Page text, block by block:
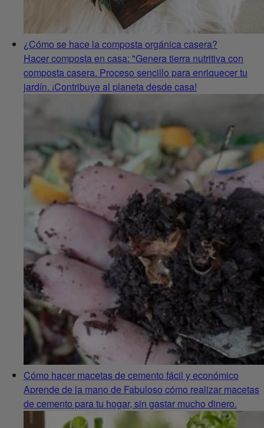
¿Cómo se hace la composta orgánica casera?
Hacer composta en casa: "Genera tierra nutritiva con
composta casera. Proceso sencillo para enriquecer tu
jardín. ¡Contribuye al planeta desde casa!
Cómo hacer macetas de cemento fácil y económico
Aprende de la mano de Fabuloso cómo realizar macetas
de cemento para tu hogar, sin gastar mucho dinero.